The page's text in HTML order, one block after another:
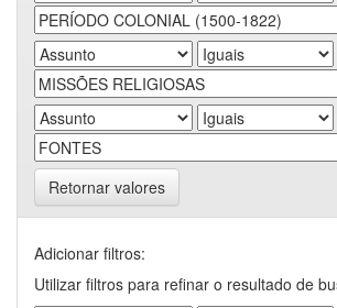
Retornar valores
Adicionar filtros:
Utilizar filtros para refinar o resultado de